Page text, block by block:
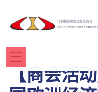
【商会活